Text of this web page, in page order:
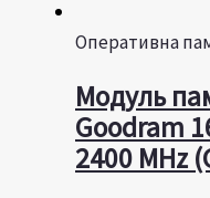
Оперативна
Модуль
Goodram
2400 MHz